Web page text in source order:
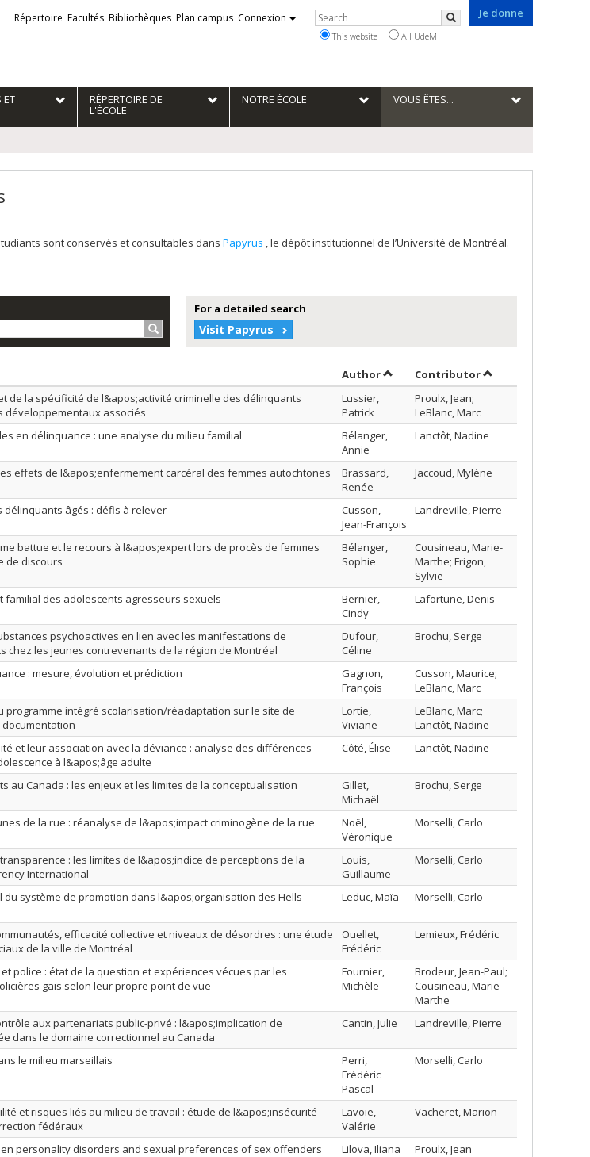
Je donne
Liens
externes
Répertoire Facultés Bibliothèques Plan campus Connexion Rechercher
Search
This website All UdeM
ET RÉPERTOIRE DE
L'ÉCOLE
NOTRE ÉCOLE VOUS ÊTES...
sont conservés et consultables dans Papyrus , le dépôt institutionnel de l’Université de Montréal.
Search…
For a detailed search
Visit Papyrus
order order AuthorSort by author in descending order
Contributorby contributor in
de la spécificité de l&apos;activité criminelle des délinquants
développementaux associés
Lussier,
Patrick
Proulx, Jean;
LeBlanc, Marc
en délinquance : une analyse du milieu familial
Bélanger,
Annie
Lanctôt, Nadine
effets de l&apos;enfermement carcéral des femmes autochtones
Brassard,
Renée
Jaccoud, Mylène
délinquants âgés : défis à relever
Cusson,
Jean-François
Landreville, Pierre
battue et le recours à l&apos;expert lors de procès de femmes
de discours
Bélanger,
Sophie
Cousineau, Marie-
Marthe; Frigon,
Sylvie
familial des adolescents agresseurs sexuels
Bernier,
Cindy
Lafortune, Denis
psychoactives en lien avec les manifestations de
chez les jeunes contrevenants de la région de Montréal
Dufour,
Céline
Brochu, Serge
: mesure, évolution et prédiction
Gagnon,
François
Cusson, Maurice;
LeBlanc, Marc
programme intégré scolarisation/réadaptation sur le site de
documentation
Lortie,
Viviane
LeBlanc, Marc;
Lanctôt, Nadine
et leur association avec la déviance : analyse des différences
à l&apos;âge adulte
Côté, Élise Lanctôt, Nadine
au Canada : les enjeux et les limites de la conceptualisation
Gillet,
Michaël
Brochu, Serge
de la rue : réanalyse de l&apos;impact criminogène de la rue
Noël,
Véronique
Morselli, Carlo
: les limites de l&apos;indice de perceptions de la
International
Louis,
Guillaume
Morselli, Carlo
du système de promotion dans l&apos;organisation des Hells
Leduc, Maïa Morselli, Carlo
efficacité collective et niveaux de désordres : une étude
de la ville de Montréal
Ouellet,
Frédéric
Lemieux, Frédéric
police : état de la question et expériences vécues par les
gais selon leur propre point de vue
Fournier,
Michèle
Brodeur, Jean-Paul;
Cousineau, Marie-
Marthe
aux partenariats public-privé : l&apos;implication de
dans le domaine correctionnel au Canada
Cantin, Julie Landreville, Pierre
le milieu marseillais
Perri,
Frédéric
Pascal
Morselli, Carlo
et risques liés au milieu de travail : étude de l&apos;insécurité
fédéraux
Lavoie,
Valérie
Vacheret, Marion
personality disorders and sexual preferences of sex offenders Lilova, Iliana
Proulx, Jean